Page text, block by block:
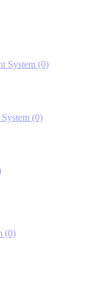
System (0)
(0)
(0)